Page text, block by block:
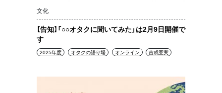
文化
【告知】「○○オタクに聞いてみた」は2月9日開催で
す
2025年度 オタクの語り場 オンライン 吉成亜実